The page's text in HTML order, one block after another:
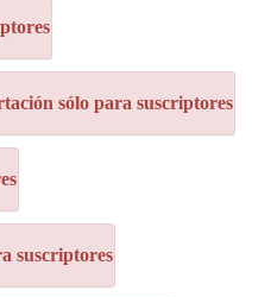
sólo para suscriptores
suscriptores